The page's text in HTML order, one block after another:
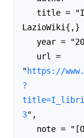
"https://
?
3",